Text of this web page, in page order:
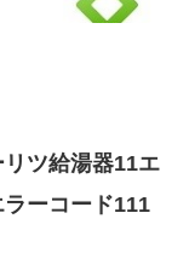
ツ給湯器11エ
ーコード111